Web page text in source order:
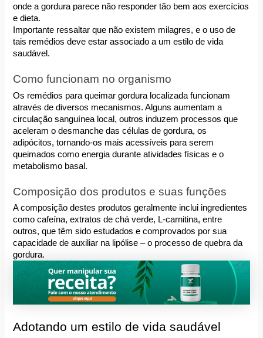
onde a gordura parece não responder tão bem aos exercícios
e dieta.
Importante ressaltar que não existem milagres, e o uso de
tais remédios deve estar associado a um estilo de vida
saudável.
Como funcionam no organismo
Os remédios para queimar gordura localizada funcionam
através de diversos mecanismos. Alguns aumentam a
circulação sanguínea local, outros induzem processos que
aceleram o desmanche das células de gordura, os
adipócitos, tornando-os mais acessíveis para serem
queimados como energia durante atividades físicas e o
metabolismo basal.
Composição dos produtos e suas funções
A composição destes produtos geralmente inclui ingredientes
como cafeína, extratos de chá verde, L-carnitina, entre
outros, que têm sido estudados e comprovados por sua
capacidade de auxiliar na lipólise – o processo de quebra da
gordura.
Adotando um estilo de vida saudável